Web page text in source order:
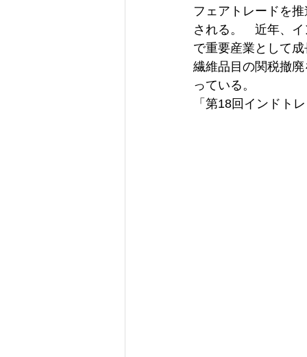
フェアトレードを
される。　近年、
で重要産業として
繊維品目の関税撤
っている。
「第18回インドト